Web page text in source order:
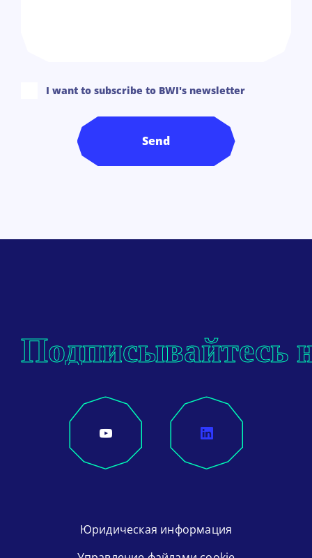
I want to subscribe to BWI's newsletter
Подписывайтесь
Юридическая информация